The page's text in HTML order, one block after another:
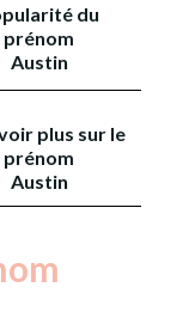
du
prénom
Austin
plus sur le
prénom
Austin